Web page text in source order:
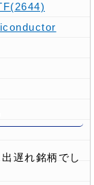
遅れ銘柄でし